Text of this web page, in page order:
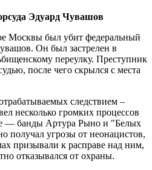
Эдуард Чувашов
Москвы был убит федеральный
Он был застрелен в
переулку. Преступник
после чего скрылся с места
следствием –
несколько громких процессов
— банды Артура Рыно и "Белых
получал угрозы от неонацистов,
призывали к расправе над ним,
отказывался от охраны.